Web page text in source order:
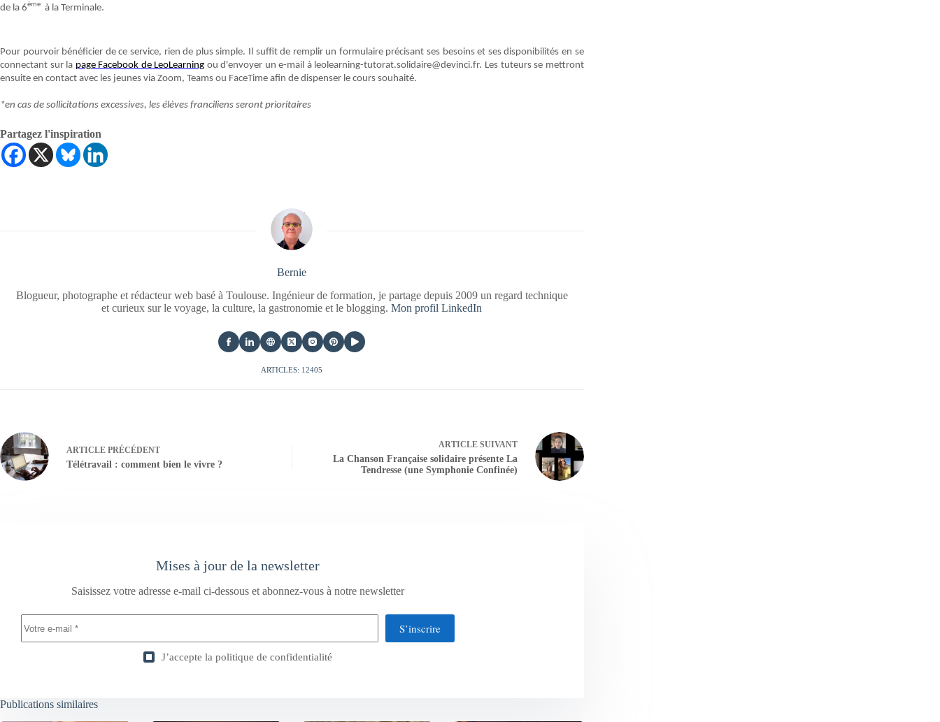
de la 6ème à la Terminale.
Pour pourvoir bénéficier de ce service, rien de plus simple. Il suffit de remplir un formulaire précisant ses besoins et ses disponibilités en se
connectant sur la page Facebook de LeoLearning ou d'envoyer un e-mail à leolearning-tutorat.solidaire@devinci.fr. Les tuteurs se mettront
ensuite en contact avec les jeunes via Zoom, Teams ou FaceTime afin de dispenser le cours souhaité.
*en cas de sollicitations excessives, les élèves franciliens seront prioritaires
Partagez l'inspiration
Bernie
Blogueur, photographe et rédacteur web basé à Toulouse. Ingénieur de formation, je partage depuis 2009 un regard technique
et curieux sur le voyage, la culture, la gastronomie et le blogging.Mon profil LinkedIn
ARTICLES: 12405
ARTICLE PRÉCÉDENT
Télétravail : comment bien le vivre ?
ARTICLESUIVANT
La Chanson Française solidaire présente La
Tendresse (une Symphonie Confinée)
Mises à jour de la newsletter
Saisissez votre adresse e-mail ci-dessous et abonnez-vous à notre newsletter
S’inscrire
J’accepte la politique de confidentialité
Publications similaires